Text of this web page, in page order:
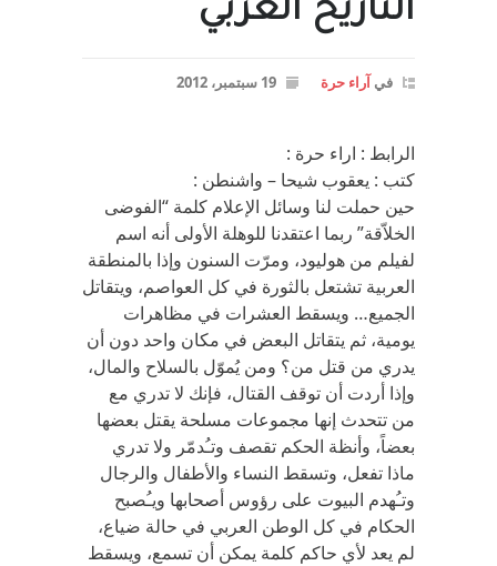
التاريخ العربي
فيآراء حرة 19 سبتمبر، 2012
الرابط : اراء حرة :
كتب : يعقوب شيحا – واشنطن :
حين حملت لنا وسائل الإعلام كلمة “الفوضى
الخلاّقة” ربما اعتقدنا للوهلة الأولى أنه اسم
لفيلم من هوليود، ومرّت السنون وإذا بالمنطقة
العربية تشتعل بالثورة في كل العواصم، ويتقاتل
الجميع… ويسقط العشرات في مظاهرات
يومية، ثم يتقاتل البعض في مكان واحد دون أن
يدري من قتل من؟ ومن يُموّل بالسلاح والمال،
وإذا أردت أن توقف القتال، فإنك لا تدري مع
من تتحدث إنها مجموعات مسلحة يقتل بعضها
بعضاً، وأنظة الحكم تقصف وتـُدمّر ولا تدري
ماذا تفعل، وتسقط النساء والأطفال والرجال
وتـُهدم البيوت على رؤوس أصحابها ويـُصبح
الحكام في كل الوطن العربي في حالة ضياع،
لم يعد لأي حاكم كلمة يمكن أن تسمع، ويسقط